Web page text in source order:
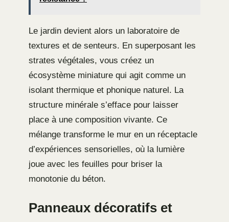
Le jardin devient alors un laboratoire de
textures et de senteurs. En superposant les
strates végétales, vous créez un
écosystème miniature qui agit comme un
isolant thermique et phonique naturel. La
structure minérale s’efface pour laisser
place à une composition vivante. Ce
mélange transforme le mur en un réceptacle
d’expériences sensorielles, où la lumière
joue avec les feuilles pour briser la
monotonie du béton.
Panneaux décoratifs et